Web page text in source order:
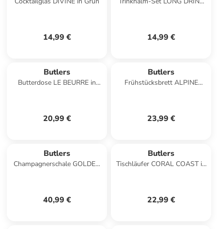
14,99 € 14,99 €
Butlers
Butterdose LE BEURRE in
20,99 €
Butlers
Frühstücksbrett ALPINE
23,99 €
Butlers
Champagnerschale GOLDEN
40,99 €
Butlers
Tischläufer CORAL COAST in
22,99 €